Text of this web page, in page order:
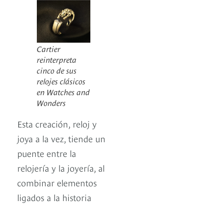
Cartier
reinterpreta
cinco de sus
relojes clásicos
en Watches and
Wonders
Esta creación, reloj y
joya a la vez, tiende un
puente entre la
relojería y la joyería, al
combinar elementos
ligados a la historia